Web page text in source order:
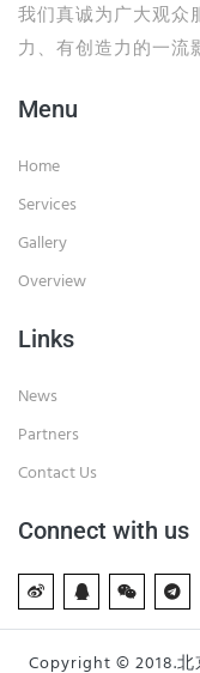
我们真诚为广大观众
力、有创造力的一流
Menu
Home
Services
Gallery
Overview
Links
News
Partners
Contact Us
Connect with us
Copyright © 2018.